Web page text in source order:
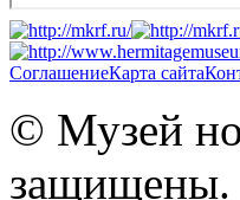
СоглашениеКарта сайта
© Музей
защищены.